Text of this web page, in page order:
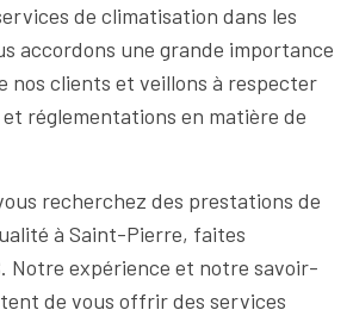
de climatisation dans les
accordons une grande importance
nos clients et veillons à respecter
réglementations en matière de
recherchez des prestations de
à Saint-Pierre, faites
Notre expérience et notre savoir-
de vous offrir des services